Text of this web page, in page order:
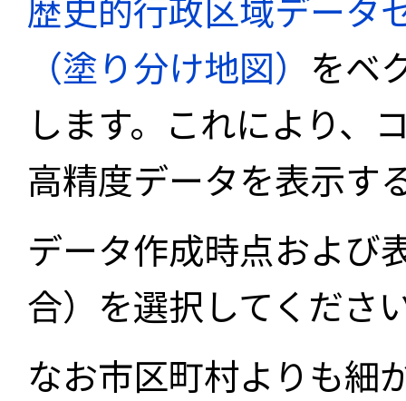
（塗り分け地図） をベ
します。これにより、
高精度データを表示す
データ作成時点および
合）を選択してくださ
なお市区町村よりも細